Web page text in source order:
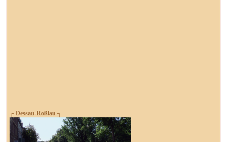
┌ Dessau-Roßlau ┐